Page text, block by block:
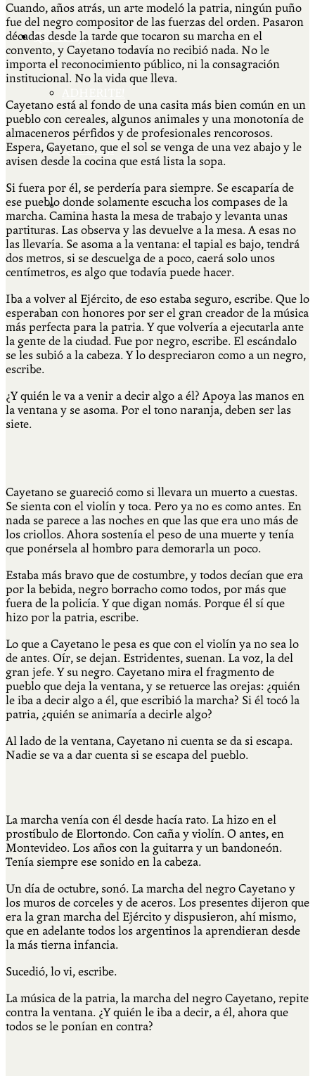
Qué es Ají
Qué es Ají
Staff
Cuando, años atrás, un arte modeló la patria, ningún puño
fue del negro compositor de las fuerzas del orden. Pasaron
décadas desde la tarde que tocaron su marcha en el
convento, y Cayetano todavía no recibió nada. No le
importa el reconocimiento público, ni la consagración
institucional. No la vida que lleva.
Cayetano está al fondo de una casita más bien común en un
pueblo con cereales, algunos animales y una monotonía de
almaceneros pérfidos y de profesionales rencorosos.
Espera, Cayetano, que el sol se venga de una vez abajo y le
avisen desde la cocina que está lista la sopa.
Si fuera por él, se perdería para siempre. Se escaparía de
ese pueblo donde solamente escucha los compases de la
marcha. Camina hasta la mesa de trabajo y levanta unas
partituras. Las observa y las devuelve a la mesa. A esas no
las llevaría. Se asoma a la ventana: el tapial es bajo, tendrá
dos metros, si se descuelga de a poco, caerá solo unos
centímetros, es algo que todavía puede hacer.
Iba a volver al Ejército, de eso estaba seguro, escribe. Que lo
esperaban con honores por ser el gran creador de la música
más perfecta para la patria. Y que volvería a ejecutarla ante
la gente de la ciudad. Fue por negro, escribe. El escándalo
se les subió a la cabeza. Y lo despreciaron como a un negro,
escribe.
¿Y quién le va a venir a decir algo a él? Apoya las manos en
la ventana y se asoma. Por el tono naranja, deben ser las
siete.
Cayetano se guareció como si llevara un muerto a cuestas.
Se sienta con el violín y toca. Pero ya no es como antes. En
nada se parece a las noches en que las que era uno más de
los criollos. Ahora sostenía el peso de una muerte y tenía
que ponérsela al hombro para demorarla un poco.
Estaba más bravo que de costumbre, y todos decían que era
por la bebida, negro borracho como todos, por más que
fuera de la policía. Y que digan nomás. Porque él sí que
hizo por la patria, escribe.
Lo que a Cayetano le pesa es que con el violín ya no sea lo
de antes. Oír, se dejan. Estridentes, suenan. La voz, la del
gran jefe. Y su negro. Cayetano mira el fragmento de
pueblo que deja la ventana, y se retuerce las orejas: ¿quién
le iba a decir algo a él, que escribió la marcha? Si él tocó la
patria, ¿quién se animaría a decirle algo?
Al lado de la ventana, Cayetano ni cuenta se da si escapa.
Nadie se va a dar cuenta si se escapa del pueblo.
La marcha venía con él desde hacía rato. La hizo en el
prostíbulo de Elortondo. Con caña y violín. O antes, en
Montevideo. Los años con la guitarra y un bandoneón.
Tenía siempre ese sonido en la cabeza.
Un día de octubre, sonó. La marcha del negro Cayetano y
los muros de corceles y de aceros. Los presentes dijeron que
era la gran marcha del Ejército y dispusieron, ahí mismo,
que en adelante todos los argentinos la aprendieran desde
la más tierna infancia.
Sucedió, lo vi, escribe.
La música de la patria, la marcha del negro Cayetano, repite
contra la ventana. ¿Y quién le iba a decir, a él, ahora que
todos se le ponían en contra?